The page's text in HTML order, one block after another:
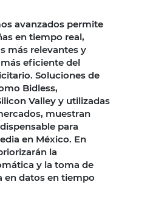
avanzados permite
en tiempo real,
más relevantes y
eficiente del
Soluciones de
Bidless,
Valley y utilizadas
muestran
para
en México. En
la
y la toma de
en datos en tiempo